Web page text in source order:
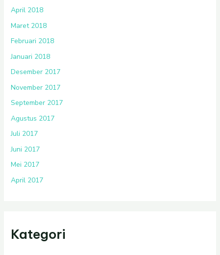
April 2018
Maret 2018
Februari 2018
Januari 2018
Desember 2017
November 2017
September 2017
Agustus 2017
Juli 2017
Juni 2017
Mei 2017
April 2017
Kategori